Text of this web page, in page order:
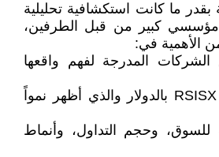
بقدر ما كانت استكشافية تحليلية
كبير من قبل الطرفين،
الأهمية في:
المدرجة لفهم واقعها
• تحليل حركة مؤشر RSISX بالدولار والذي أظهر نمواً
للسوق، وحجم التداول، وأنماط